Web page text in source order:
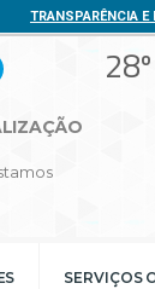
TRANSPARÊNCIA E
28º
SERVIÇOS